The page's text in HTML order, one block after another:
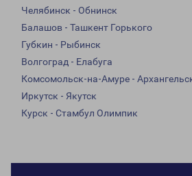
Челябинск - Обнинск
Балашов - Ташкент Горького
Губкин - Рыбинск
Волгоград - Елабуга
Комсомольск-на-Амуре -
Иркутск - Якутск
Курск - Стамбул Олимпик